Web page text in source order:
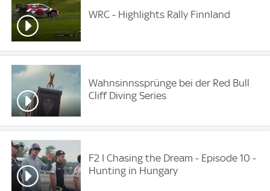
WRC - Highlights Rally Finnland
Wahnsinnssprünge bei der Red Bull
Cliff Diving Series
F2 I Chasing the Dream - Episode 10 -
Hunting in Hungary